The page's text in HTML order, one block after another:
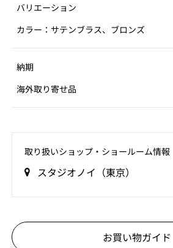
バリエーション
カラー：サテンブラス、ブロンズ
納期
海外取り寄せ品
取り扱いショップ‧ショールーム情報
スタジオノイ（東京）
お買い物ガイド